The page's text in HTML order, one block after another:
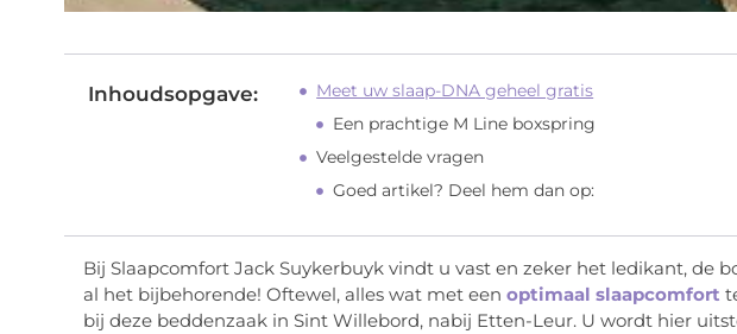
Inhoudsopgave:
Meet uw slaap-DNA geheel gratis
Een prachtige M Line boxspring
Veelgestelde vragen
Goed artikel? Deel hem dan op:
Bij Slaapcomfort Jack Suykerbuyk vindt u vast en zeker het ledikant, de
al het bijbehorende! Oftewel, alles wat met een optimaal slaapcomfort
bij deze beddenzaak in Sint Willebord, nabij Etten-Leur. U wordt hier